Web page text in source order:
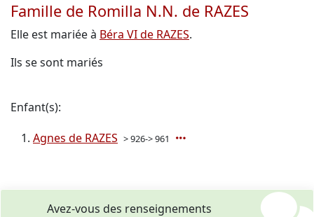
Famille de Romilla N.N. de RAZES
Elle est mariée à Béra VI de RAZES.
Ils se sont mariés
Enfant(s):
Agnes de RAZES > 926-> 961
Avez-vous des renseignements